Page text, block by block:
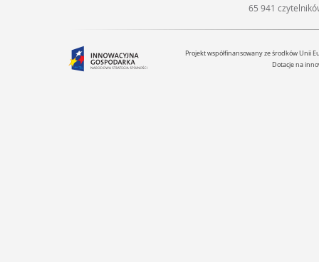
65 941
Projekt współfinansowany ze środków Unii
Dotacje na